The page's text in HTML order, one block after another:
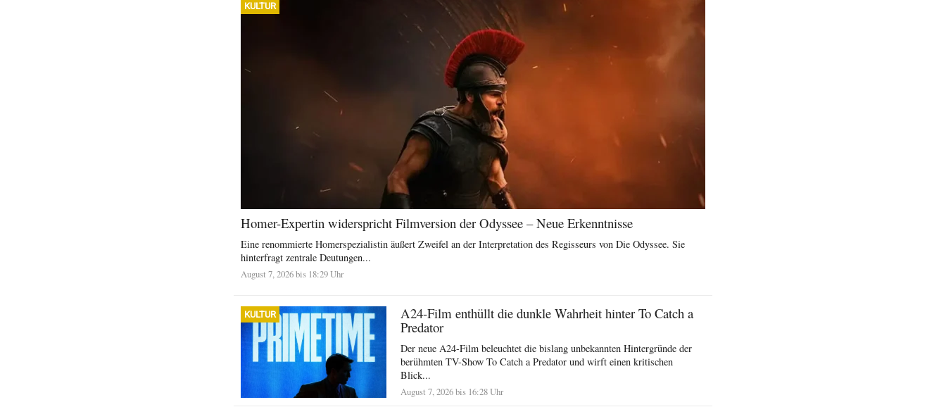
KULTUR
Homer-Expertin widerspricht Filmversion der Odyssee – Neue Erkenntnisse
Eine renommierte Homerspezialistin äußert Zweifel an der Interpretation des Regisseurs von Die Odyssee. Sie
hinterfragt zentrale Deutungen...
August 7, 2026 bis 18:29 Uhr
KULTUR
A24-Film enthüllt die dunkle Wahrheit hinter To Catch a
Predator
Der neue A24-Film beleuchtet die bislang unbekannten Hintergründe der
berühmten TV-Show To Catch a Predator und wirft einen kritischen
Blick...
August 7, 2026 bis 16:28 Uhr